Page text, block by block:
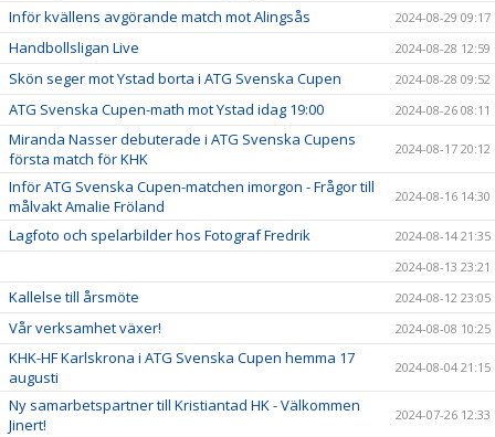
Inför kvällens avgörande match mot Alingsås 2024-08-29 09:17
Handbollsligan Live 2024-08-28 12:59
Skön seger mot Ystad borta i ATG Svenska Cupen 2024-08-28 09:52
ATG Svenska Cupen-math mot Ystad idag 19:00 2024-08-26 08:11
Miranda Nasser debuterade i ATG Svenska Cupens
första match för KHK
2024-08-17 20:12
Inför ATG Svenska Cupen-matchen imorgon - Frågor till
målvakt Amalie Fröland
2024-08-16 14:30
Lagfoto och spelarbilder hos Fotograf Fredrik
2024-08-14 21:35
2024-08-13 23:21
Kallelse till årsmöte 2024-08-12 23:05
Vår verksamhet växer! 2024-08-08 10:25
KHK-HF Karlskrona i ATG Svenska Cupen hemma 17
augusti
2024-08-04 21:15
Ny samarbetspartner till Kristiantad HK - Välkommen
Jinert!
2024-07-26 12:33